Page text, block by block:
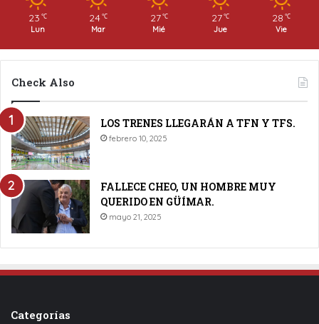
23 ℃
Lun
24 ℃
Mar
27 ℃
Mié
27 ℃
Jue
28 ℃
Vie
Check Also
LOS TRENES LLEGARÁN A TFN Y TFS.
febrero 10, 2025
FALLECE CHEO, UN HOMBRE MUY
QUERIDO EN GÜÍMAR.
mayo 21, 2025
Categorías